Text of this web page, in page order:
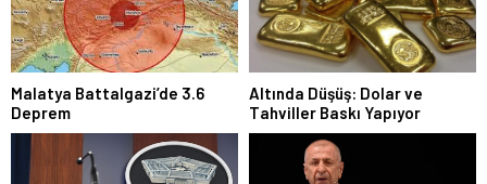
Malatya Battalgazi’de 3.6
Deprem
Altında Düşüş: Dolar ve
Tahviller Baskı Yapıyor